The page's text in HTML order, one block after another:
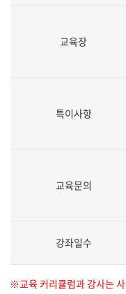
교육장
특이사항
교육문의
강좌일수
※교육 커리큘럼과 강사는